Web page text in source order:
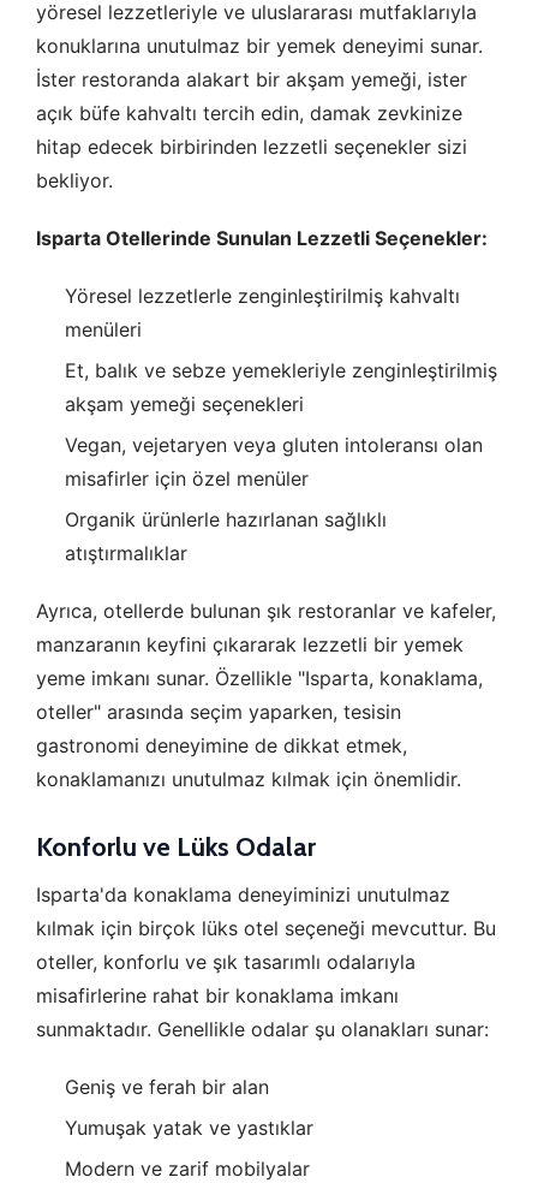
yöresel lezzetleriyle ve uluslararası mutfaklarıyla
konuklarına unutulmaz bir yemek deneyimi sunar.
İster restoranda alakart bir akşam yemeği, ister
açık büfe kahvaltı tercih edin, damak zevkinize
hitap edecek birbirinden lezzetli seçenekler sizi
bekliyor.
Isparta Otellerinde Sunulan Lezzetli Seçenekler:
Yöresel lezzetlerle zenginleştirilmiş kahvaltı
menüleri
Et, balık ve sebze yemekleriyle zenginleştirilmiş
akşam yemeği seçenekleri
Vegan, vejetaryen veya gluten intoleransı olan
misafirler için özel menüler
Organik ürünlerle hazırlanan sağlıklı
atıştırmalıklar
Ayrıca, otellerde bulunan şık restoranlar ve kafeler,
manzaranın keyfini çıkararak lezzetli bir yemek
yeme imkanı sunar. Özellikle "Isparta, konaklama,
oteller" arasında seçim yaparken, tesisin
gastronomi deneyimine de dikkat etmek,
konaklamanızı unutulmaz kılmak için önemlidir.
Konforlu ve Lüks Odalar
Isparta'da konaklama deneyiminizi unutulmaz
kılmak için birçok lüks otel seçeneği mevcuttur. Bu
oteller, konforlu ve şık tasarımlı odalarıyla
misafirlerine rahat bir konaklama imkanı
sunmaktadır. Genellikle odalar şu olanakları sunar:
Geniş ve ferah bir alan
Yumuşak yatak ve yastıklar
Modern ve zarif mobilyalar